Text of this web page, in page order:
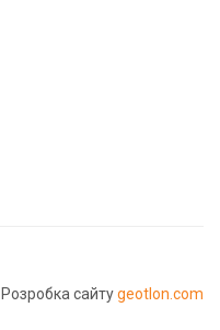
Розробка сайтуgeotlon.com